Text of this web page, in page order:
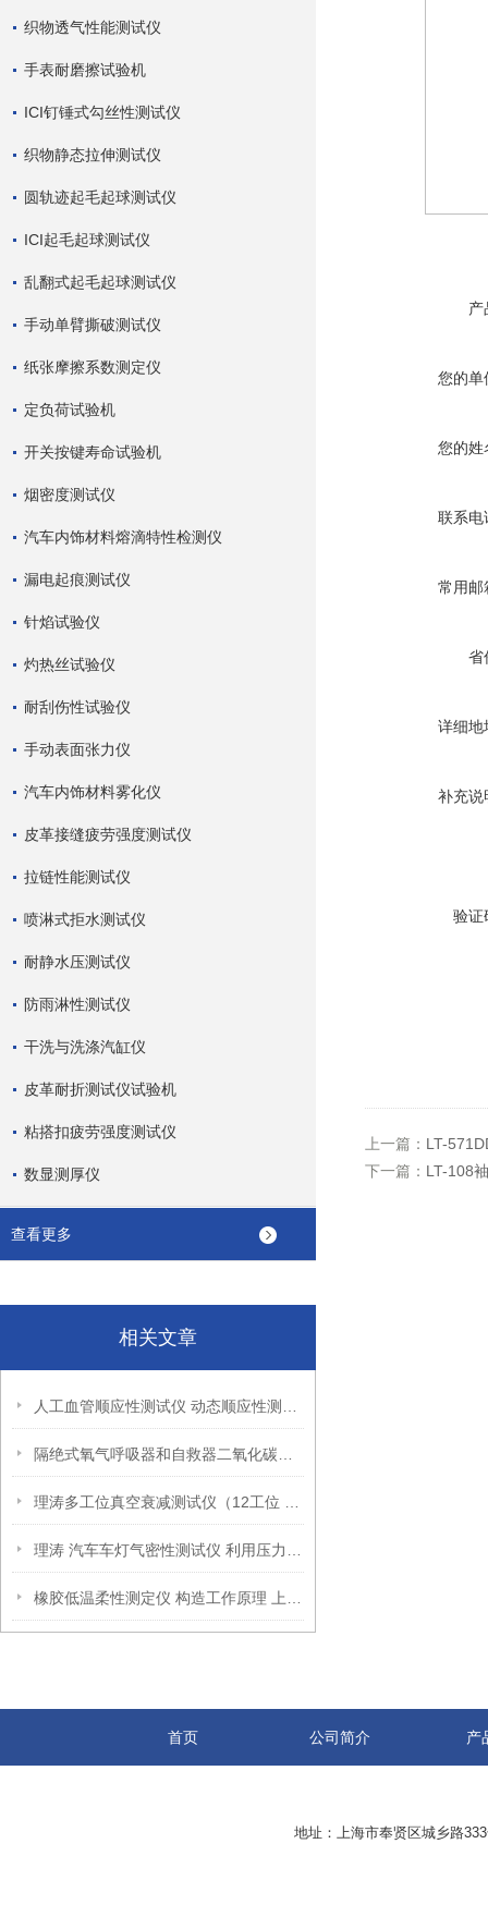
织物透气性能测试仪
手表耐磨擦试验机
ICI钉锤式勾丝性测试仪
织物静态拉伸测试仪
圆轨迹起毛起球测试仪
ICI起毛起球测试仪
乱翻式起毛起球测试仪
手动单臂撕破测试仪
纸张摩擦系数测定仪
定负荷试验机
开关按键寿命试验机
烟密度测试仪
汽车内饰材料熔滴特性检测仪
漏电起痕测试仪
针焰试验仪
灼热丝试验仪
耐刮伤性试验仪
手动表面张力仪
汽车内饰材料雾化仪
皮革接缝疲劳强度测试仪
拉链性能测试仪
喷淋式拒水测试仪
耐静水压测试仪
防雨淋性测试仪
干洗与洗涤汽缸仪
皮革耐折测试仪试验机
粘搭扣疲劳强度测试仪
数显测厚仪
查看更多
相关文章
产
您的单
您的姓
联系电
常用邮
省
详细地
补充说
验证
上一篇： LT-
下一篇： LT-108
首页 公司简介 产
地址：上海市奉贤区城乡路